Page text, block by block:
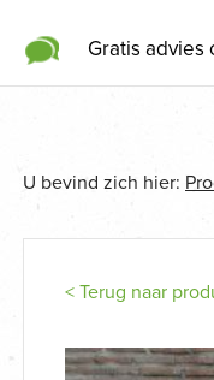
Gratis advies
U bevind zich hier:
< Terug naar